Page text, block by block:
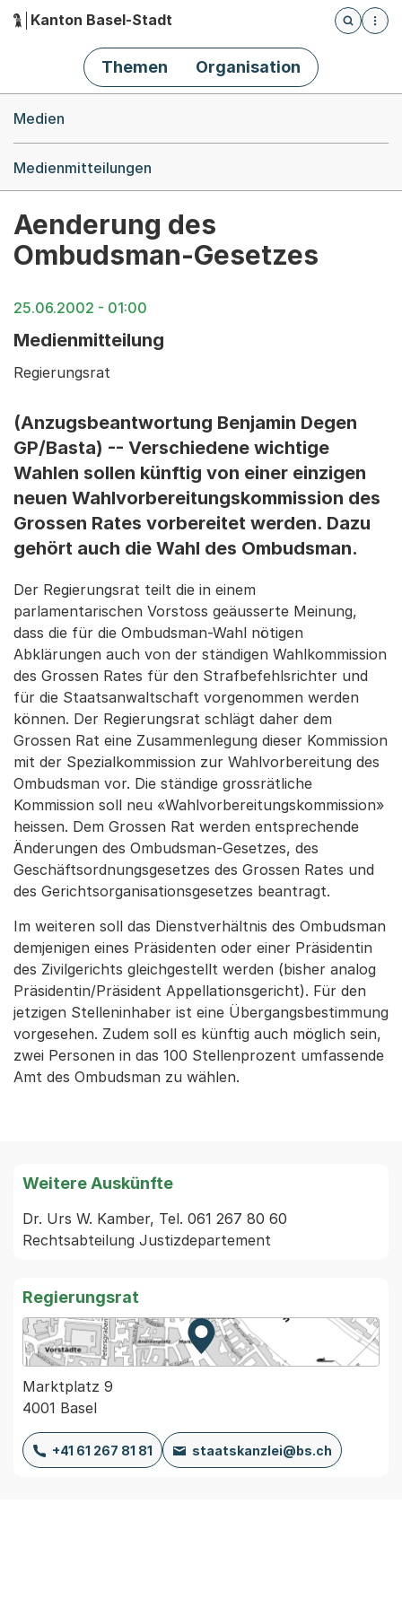
Hauptnavigation
Kanton Basel-Stadt
Öffnet
Themen Organisation
Medien
Medienmitteilungen
Aenderung des
Ombudsman-Gesetzes
25.06.2002 - 01:00
Medienmitteilung
Regierungsrat
(Anzugsbeantwortung Benjamin Degen
GP/Basta) -- Verschiedene wichtige
Wahlen sollen künftig von einer einzigen
neuen Wahlvorbereitungskommission des
Grossen Rates vorbereitet werden. Dazu
gehört auch die Wahl des Ombudsman.
Der Regierungsrat teilt die in einem
parlamentarischen Vorstoss geäusserte Meinung,
dass die für die Ombudsman-Wahl nötigen
Abklärungen auch von der ständigen Wahlkommission
des Grossen Rates für den Strafbefehlsrichter und
für die Staatsanwaltschaft vorgenommen werden
können. Der Regierungsrat schlägt daher dem
Grossen Rat eine Zusammenlegung dieser Kommission
mit der Spezialkommission zur Wahlvorbereitung des
Ombudsman vor. Die ständige grossrätliche
Kommission soll neu «Wahlvorbereitungskommission»
heissen. Dem Grossen Rat werden entsprechende
Änderungen des Ombudsman-Gesetzes, des
Geschäftsordnungsgesetzes des Grossen Rates und
des Gerichtsorganisationsgesetzes beantragt.
Im weiteren soll das Dienstverhältnis des Ombudsman
demjenigen eines Präsidenten oder einer Präsidentin
des Zivilgerichts gleichgestellt werden (bisher analog
Präsidentin/Präsident Appellationsgericht). Für den
jetzigen Stelleninhaber ist eine Übergangsbestimmung
vorgesehen. Zudem soll es künftig auch möglich sein,
zwei Personen in das 100 Stellenprozent umfassende
Amt des Ombudsman zu wählen.
Weitere Auskünfte
Dr. Urs W. Kamber, Tel. 061 267 80 60
Rechtsabteilung Justizdepartement
Regierungsrat
Zur Karte von MapBS.
Externer Link, wird in einem
Marktplatz 9
4001 Basel
+41 61 267 81 81 staatskanzlei@bs.ch